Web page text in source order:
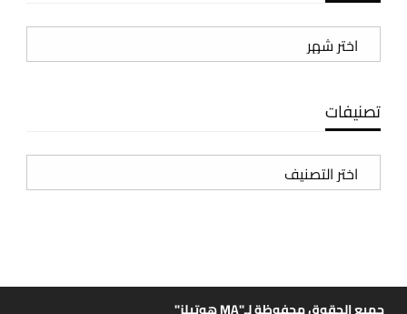
الأرشيف
تصنيفات
تصنيفات